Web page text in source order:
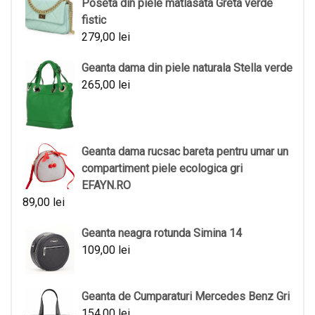
Poseta din piele matlasata Greta verde
fistic
279,00 lei
Geanta dama din piele naturala Stella verde
265,00 lei
Geanta dama rucsac bareta pentru umar un
compartiment piele ecologica gri
EFAYN.RO
89,00 lei
Geanta neagra rotunda Simina 14
109,00 lei
Geanta de Cumparaturi Mercedes Benz Gri